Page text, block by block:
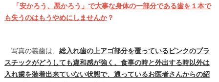
「安かろう、悪かろう」で大事な身体の一部分である歯を１本で
も失うのはもうやめにしませんか？
写真の義歯は、 総入れ歯の上アゴ部分を覆っているピンクのプラ
スチックがどうしても違和感が強く、食事の時と外出する時以外は
入れ歯を装着出来ていない状態で、通っているお医者さんからの紹